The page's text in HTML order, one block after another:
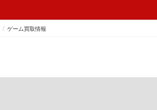
ゲーム買取情報